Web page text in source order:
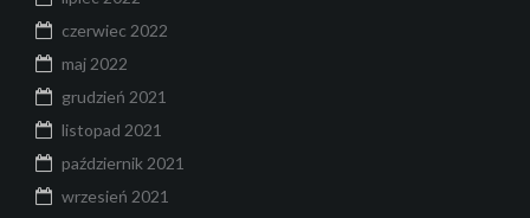
czerwiec 2022
maj 2022
grudzień 2021
listopad 2021
październik 2021
wrzesień 2021